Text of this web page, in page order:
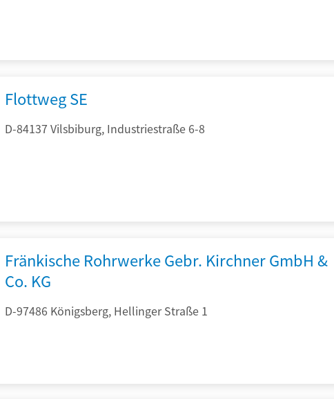
Flottweg SE
D-84137 Vilsbiburg, Industriestraße 6-8
Fränkische Rohrwerke Gebr. Kirchner GmbH &
Co. KG
D-97486 Königsberg, Hellinger Straße 1